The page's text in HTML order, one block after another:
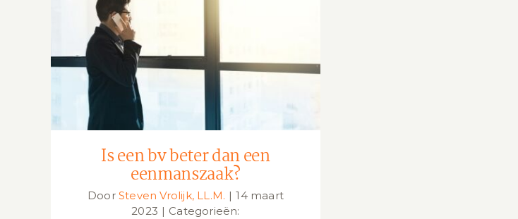
Is een bv beter dan een
eenmanszaak?
Is een bv beter dan een
eenmanszaak?
Door Steven Vrolijk, LL.M. | 14 maart
2023 | Categorieën: